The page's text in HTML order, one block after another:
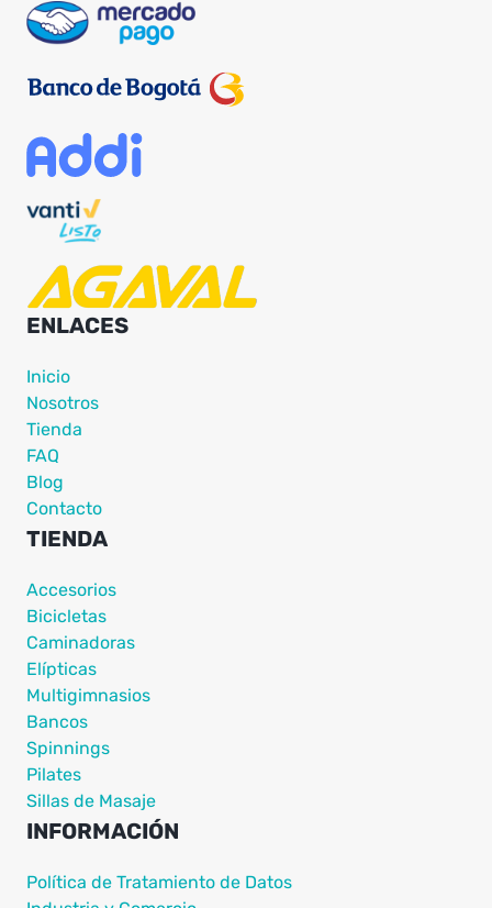
ENLACES
Inicio
Nosotros
Tienda
FAQ
Blog
Contacto
TIENDA
Accesorios
Bicicletas
Caminadoras
Elípticas
Multigimnasios
Bancos
Spinnings
Pilates
Sillas de Masaje
INFORMACIÓN
Política de Tratamiento de Datos